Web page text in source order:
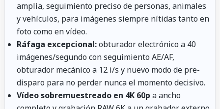
amplia, seguimiento preciso de personas, animales
y vehículos, para imágenes siempre nítidas tanto en
foto como en vídeo.
Ráfaga excepcional:obturador electrónico a 40
imágenes/segundo con seguimiento AE/AF,
obturador mecánico a 12 i/s y nuevo modo de pre-
disparo para no perder nunca el momento decisivo.
Vídeo sobremuestreado en 4K 60p a ancho